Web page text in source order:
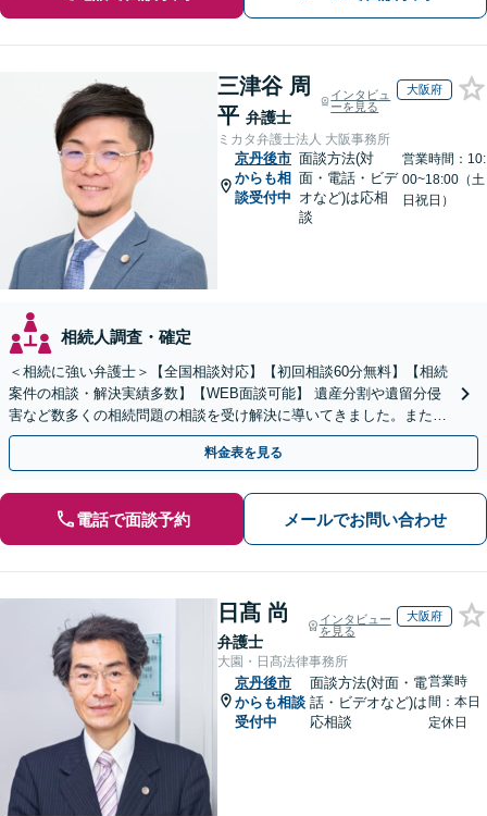
三津谷 周
平 弁護士
インタビュ
ーを見る
大阪府
ミカタ弁護士法人 大阪事務所
京丹後市
からも相
談受付中
面談方法(対
面・電話・ビデ
オなど)は応相
談
営業時間：10:
00~18:00（土
日祝日）
相続人調査・確定
＜相続に強い弁護士＞【全国相談対応】【初回相談60分無料】【相続
案件の相談・解決実績多数】【WEB面談可能】 遺産分割や遺留分侵
害など数多くの相続問題の相談を受け解決に導いてきました。また、
過去に１００件超の遺言作成のお手伝いをしました。
料金表を見る
電話で面談予約 メールでお問い合わせ
日髙 尚
弁護士
インタビュー
を見る
大阪府
大園・日髙法律事務所
京丹後市
からも相談
受付中
面談方法(対面・電
話・ビデオなど)は
応相談
営業時
間：本日
定休日